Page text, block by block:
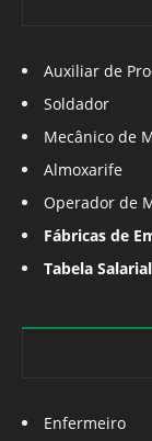
Auxiliar de
Soldador
Mecânico de
Almoxarife
Operador de
Fábricas de
Tabela
Enfermeiro